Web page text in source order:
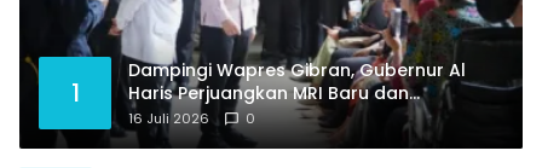
1
Dampingi Wapres Gibran, Gubernur Al
Haris Perjuangkan MRI Baru dan
Tambahan Dokter Spesialis untuk RSUD
Raden Mattaher
16 Juli 2026 0